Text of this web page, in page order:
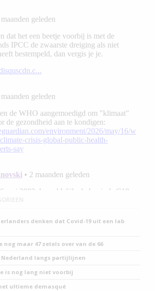
denken dat Covid-19 uit een lab
nog maar 47 zetels over van de 66
langs partijlijnen
is nog lang niet voorbij
ultieme demasqué